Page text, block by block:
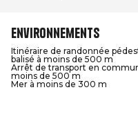
Environnements
Itinéraire de randonnée
balisé à moins de 500 m
Arrêt de transport en
moins de 500 m
Mer à moins de 300 m